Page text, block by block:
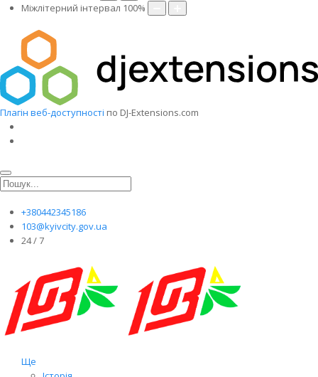
Міжлітерний інтервал 100%
Плагін веб-доступності по DJ-Extensions.com
+380442345186
103@kyivcity.gov.ua
24 / 7
Ще